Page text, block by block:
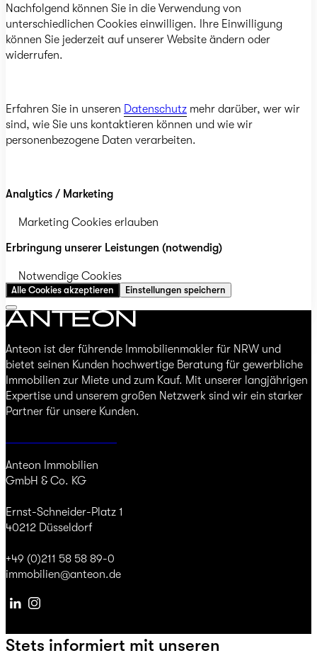
Nachfolgend können Sie in die Verwendung von
unterschiedlichen Cookies einwilligen. Ihre Einwilligung
können Sie jederzeit auf unserer Website ändern oder
widerrufen.
Erfahren Sie in unseren Datenschutz mehr darüber, wer wir
sind, wie Sie uns kontaktieren können und wie wir
personenbezogene Daten verarbeiten.
Analytics / Marketing
Marketing Cookies erlauben
Erbringung unserer Leistungen (notwendig)
Notwendige Cookies
Alle Cookies akzeptieren Einstellungen speichern
Anteon ist der führende Immobilienmakler für NRW und
bietet seinen Kunden hochwertige Beratung für gewerbliche
Immobilien zur Miete und zum Kauf. Mit unserer langjährigen
Expertise und unserem großen Netzwerk sind wir ein starker
Partner für unsere Kunden.
Anteon Immobilien
GmbH & Co. KG
Ernst-Schneider-Platz 1
40212 Düsseldorf
+49 (0)211 58 58 89-0
immobilien@anteon.de
LinkedinInstagram
Stets informiert mit unseren